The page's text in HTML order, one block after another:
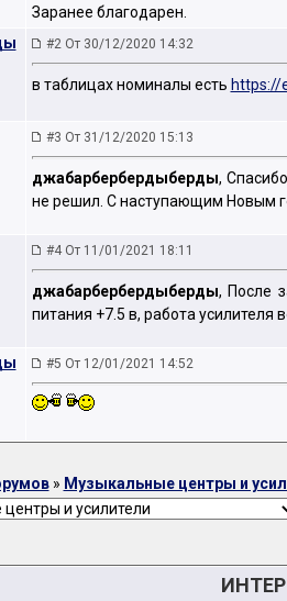
Заранее благодарен.
#2 От 30/12/2020 14:32
в таблицах номиналы есть https://
#3 От 31/12/2020 15:13
джабарбербердыберды,
не решил. С наступающим Новым
#4 От 11/01/2021 18:11
джабарбербердыберды, После
питания +7.5 в, работа
#5 От 12/01/2021 14:52
» Музыкальные центры и